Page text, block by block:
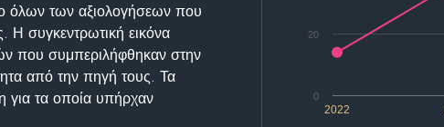
2022
0
20
όλων των αξιολογήσεων που
Η συγκεντρωτική εικόνα
που συμπεριλήφθηκαν στην
από την πηγή τους. Τα
για τα οποία υπήρχαν